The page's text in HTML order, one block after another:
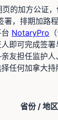
的加方公证
署，排期加路
NotaryPro
即可完成签
友担任监护人
任何加拿大持
省份 / 地区